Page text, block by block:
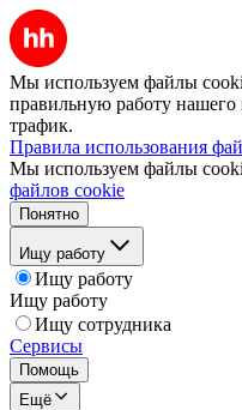
Мы используем файлы
правильную работу нашего
трафик.
Правила использования
Мы используем файлы
файлов cookie
Понятно
Ищу работу
Ищу работу
Ищу работу
Ищу сотрудника
Сервисы
Помощь
Ещё